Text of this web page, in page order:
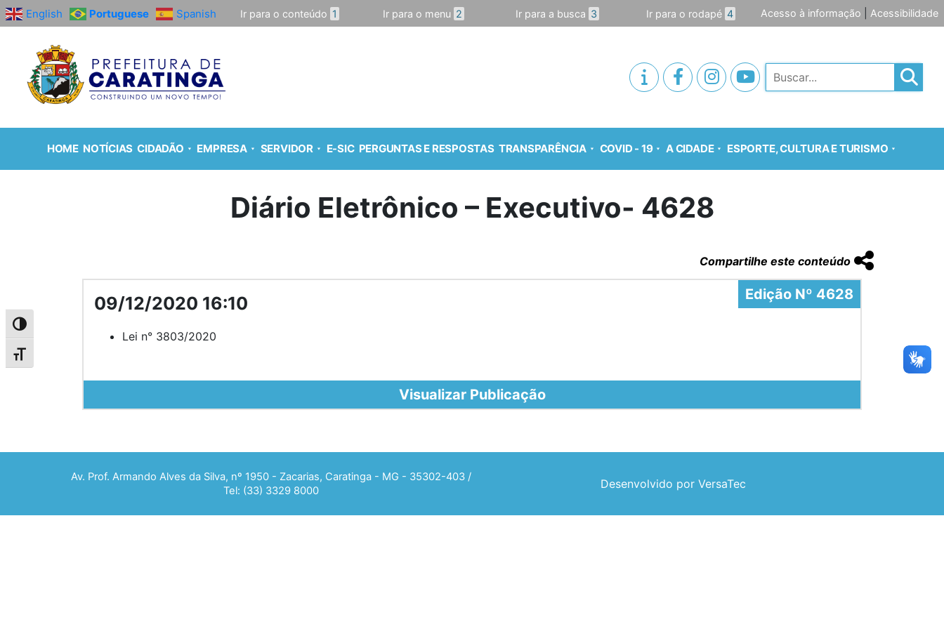
Alternar alto contraste
Alternar tamanho da fonte
English Portuguese Spanish Ir para o conteúdo 1 Ir para o menu 2 Ir para a busca 3 Ir para o rodapé 4 Acesso à informação Acessibilidade
Pesquisar
HOME NOTÍCIAS CIDADÃO EMPRESA SERVIDOR E-SIC PERGUNTAS E RESPOSTAS TRANSPARÊNCIA COVID - 19 A CIDADE ESPORTE, CULTURA E TURISMO
Diário Eletrônico – Executivo- 4628
Compartilhe este conteúdo
Edição Nº 4628
09/12/2020 16:10
Lei n° 3803/2020
Visualizar Publicação
Av. Prof. Armando Alves da Silva, nº 1950 - Zacarias, Caratinga - MG - 35302-403 /
Tel: (33) 3329 8000
Desenvolvido por VersaTec